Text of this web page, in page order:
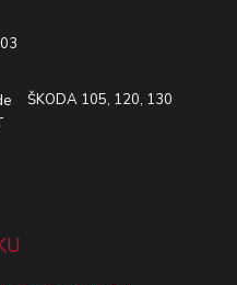
ŠKODA 105, 120, 130